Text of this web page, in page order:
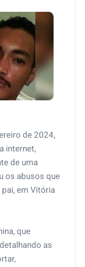
de 2024,
internet,
de uma
os abusos que
em Vitória
que
as